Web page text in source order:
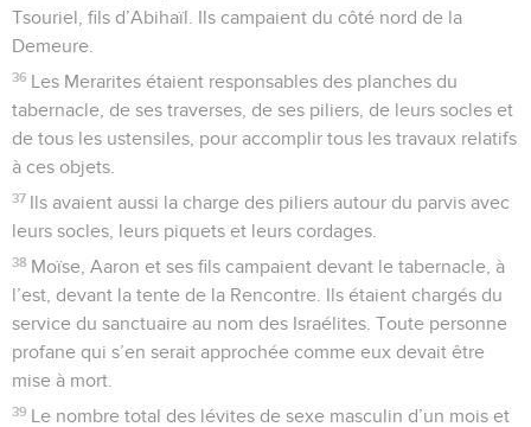
Tsouriel, fils d’Abihaïl. Ils campaient du côté nord de la
Demeure.
36 Les Merarites étaient responsables des planches du
tabernacle, de ses traverses, de ses piliers, de leurs socles et
de tous les ustensiles, pour accomplir tous les travaux relatifs
à ces objets.
37 Ils avaient aussi la charge des piliers autour du parvis avec
leurs socles, leurs piquets et leurs cordages.
38 Moïse, Aaron et ses fils campaient devant le tabernacle, à
l’est, devant la tente de la Rencontre. Ils étaient chargés du
service du sanctuaire au nom des Israélites. Toute personne
profane qui s’en serait approchée comme eux devait être
mise à mort.
39 Le nombre total des lévites de sexe masculin d’un mois et